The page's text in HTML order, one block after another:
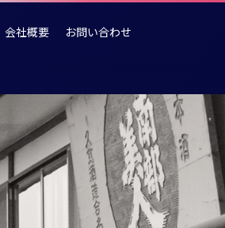
会社概要 お問い合わせ